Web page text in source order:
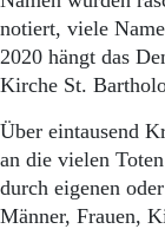
notiert, viele
2020 hängt das
Kirche St.
Über eintausend
an die vielen
durch eigenen
Männer, Frauen,